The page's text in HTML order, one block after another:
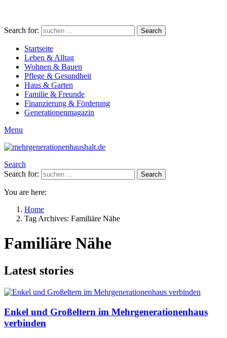
Search for: Search
Startseite
Leben & Alltag
Wohnen & Bauen
Pflege & Gesundheit
Haus & Garten
Familie & Freunde
Finanzierung & Förderung
Generationenmagazin
Menu
Search
Search for:
Search
You are here:
Home
Tag Archives: Familiäre Nähe
Familiäre Nähe
Latest stories
Enkel und Großeltern im Mehrgenerationenhaus
verbinden